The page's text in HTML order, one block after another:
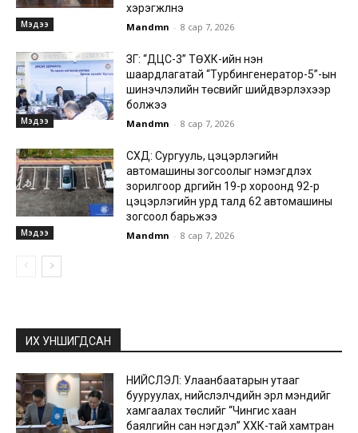
Мэдээ
хэрэгжүүлнэ
Mandmn - 8 сар 7, 2026
Мэдээ
ЗГ: “ДЦС-3” ТӨХК-ийн нэн
шаардлагатай “Турбингенератор-5”-ын
шинэчлэлийн төсвийг шийдвэрлэхээр
болжээ
Mandmn - 8 сар 7, 2026
Мэдээ
СХД: Сургууль, цэцэрлэгийн
автомашины зогсоолыг нэмэгдүүлэх
зорилгоор дүүргийн 19-р хороонд 92-р
цэцэрлэгийн урд талд 62 автомашины
зогсоол барьжээ
Mandmn - 8 сар 7, 2026
ИХ УНШИГДСАН
НИЙСЛЭЛ: Улаанбаатарын утааг
бууруулах, нийслэлчүүдийн эрүүл мэндийг
хамгаалах төслийг “Чингис хаан
баялгийн сан нэгдэл” ХХК-тай хамтран